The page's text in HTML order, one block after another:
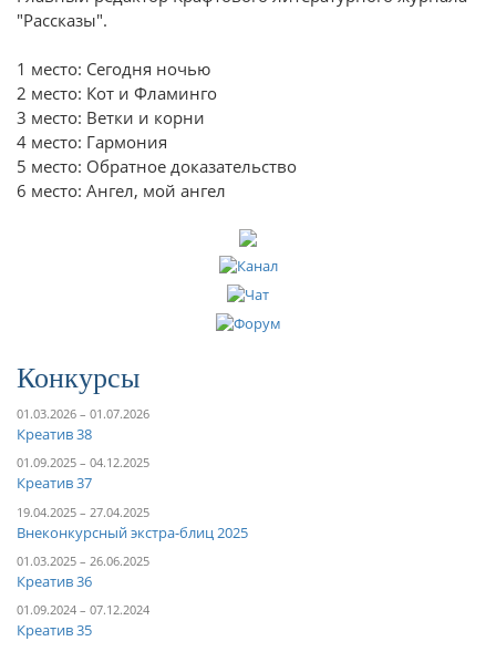
"Рассказы".
1 место: Сегодня ночью
2 место: Кот и Фламинго
3 место: Ветки и корни
4 место: Гармония
5 место: Обратное доказательство
6 место: Ангел, мой ангел
Конкурсы
01.03.2026 – 01.07.2026
Креатив 38
01.09.2025 – 04.12.2025
Креатив 37
19.04.2025 – 27.04.2025
Внеконкурсный экстра-блиц 2025
01.03.2025 – 26.06.2025
Креатив 36
01.09.2024 – 07.12.2024
Креатив 35